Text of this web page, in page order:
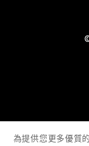
為提供您更多優質